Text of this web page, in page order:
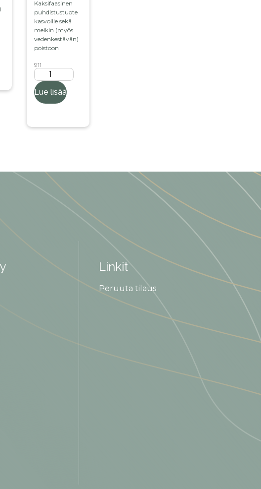
Kaksifaasinen
puhdistustuote
kasvoille sekä
meikin (myös
vedenkestävän)
poistoon
911
Lue lisää
Linkit
Peruuta tilaus